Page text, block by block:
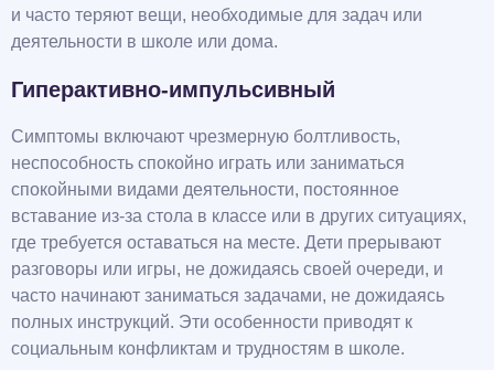
и часто теряют вещи, необходимые для задач или
деятельности в школе или дома.
Гиперактивно-импульсивный
Симптомы включают чрезмерную болтливость,
неспособность спокойно играть или заниматься
спокойными видами деятельности, постоянное
вставание из-за стола в классе или в других ситуациях,
где требуется оставаться на месте. Дети прерывают
разговоры или игры, не дожидаясь своей очереди, и
часто начинают заниматься задачами, не дожидаясь
полных инструкций. Эти особенности приводят к
социальным конфликтам и трудностям в школе.